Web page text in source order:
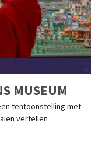
MUSEUM
tentoonstelling met
vertellen